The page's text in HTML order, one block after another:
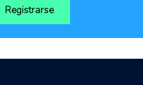
Registrarse